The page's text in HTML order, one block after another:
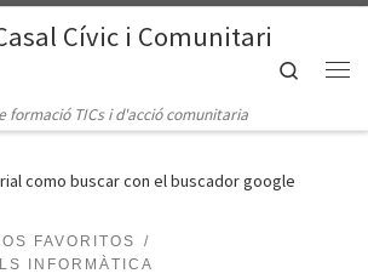
Cívic i Comunitari
formació TICs i d'acció comunitaria
Search
como buscar con el buscador google
FAVORITOS
INFORMÀTICA